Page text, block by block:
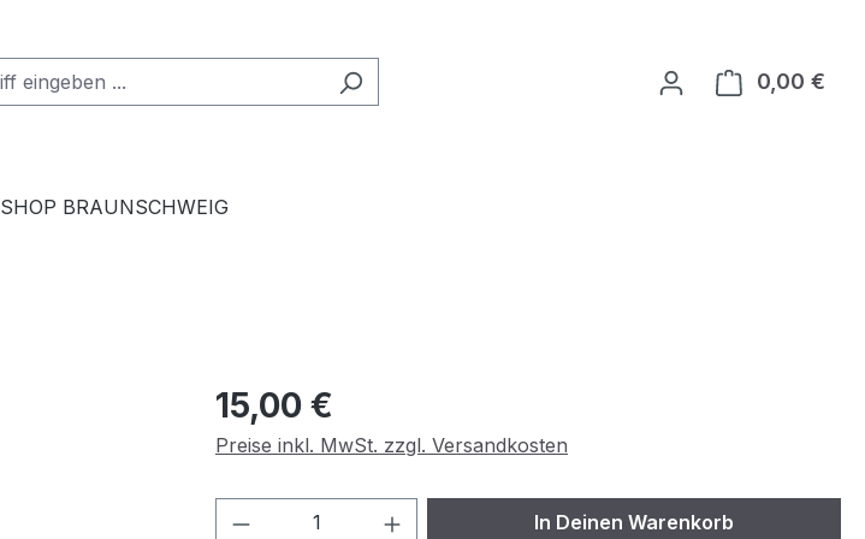
0,00 €
SHOP BRAUNSCHWEIG
Regulärer Preis:
15,00 €
Preise inkl. MwSt. zzgl. Versandkosten
Produkt Anzahl: Gib den gewünschten Wert
In Deinen Warenkorb